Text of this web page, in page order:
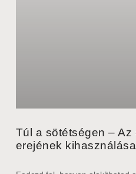
Túl a sötétségen –
erejének kihasználása